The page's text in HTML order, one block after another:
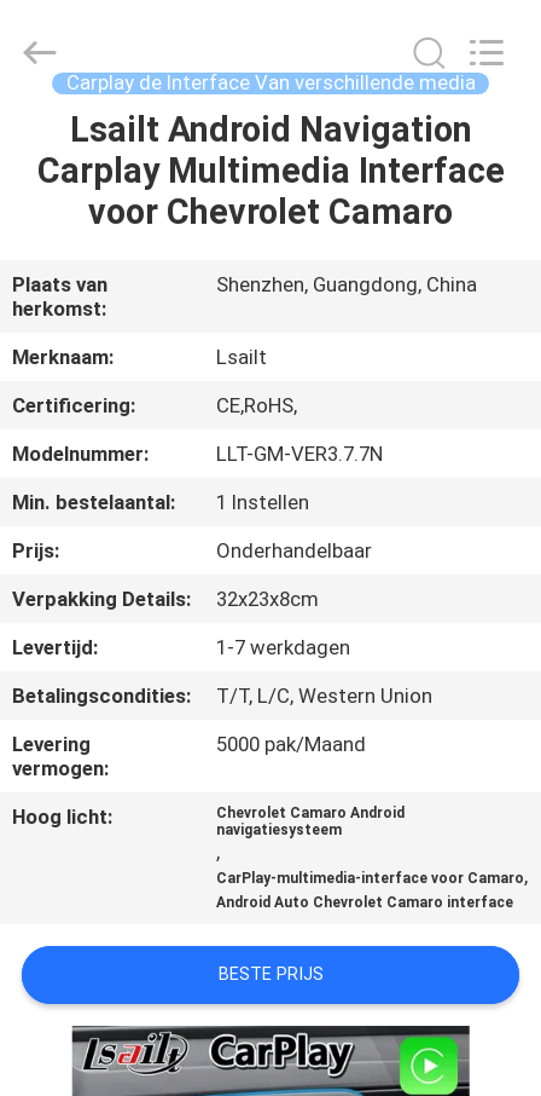
HUIS
PRODUCTEN
VIDEOS
ONGEVEER
ONS
KWALITEITSCONTROLE
CONTACTEER
NIEUWS
GEVALLEN
PRIVACY
POLICY
Automobile
Electron
Carplay de Interface Van verschillende media
Lsailt Android Navigation
Carplay Multimedia Interface
voor Chevrolet Camaro
Plaats van
herkomst:
Shenzhen, Guangdong, China
Merknaam:
Lsailt
Certificering:
CE,RoHS,
Modelnummer:
LLT-GM-VER3.7.7N
Min. bestelaantal:
1 Instellen
Prijs:
Onderhandelbaar
Verpakking Details:
32x23x8cm
Levertijd:
1-7 werkdagen
Betalingscondities:
T/T, L/C, Western Union
Levering
vermogen:
5000 pak/Maand
Hoog licht:
Chevrolet Camaro Android
navigatiesysteem
,
CarPlay-multimedia-interface voor Camaro,
Android Auto Chevrolet Camaro interface
BESTE PRIJS